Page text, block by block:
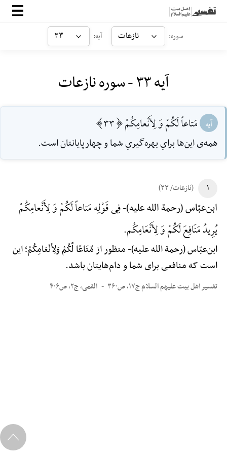
صفحه‌اصلی
ارتباط با ما
سوره: نازعات آیه: ۳۳
آیه ۳۳ - سوره نازعات
آیه مَتاعاً لَكُمْ وَ لِأَنْعامِكُمْ [33]
همه‌ی اين‌ها براي بهره‌گيري شما و چهارپايانتان است.
۱ (نازعات/ ۳۳)
ابن‌عبّاس (رحمة الله علیه)-فِی قَوْلِه مَتاعاً لَکُمْ وَ لِأَنْعامِکُمْ
یُرِیدُ مَنَافِعَ لَکُمْ وَ لِأَنْعَامِکُم.
ابن‌عبّاس (رحمة الله علیه)-منظور از مَّتَاعًا لَّکُمْ وَلِأَنْعَامِکُمْ؛ این
است که منافعی برای شما و دام‌هایتان باشد.
تفسیر اهل بیت علیهم السلام ج۱۷، ص۳۶۰ القمی، ج۲، ص۴۰۶